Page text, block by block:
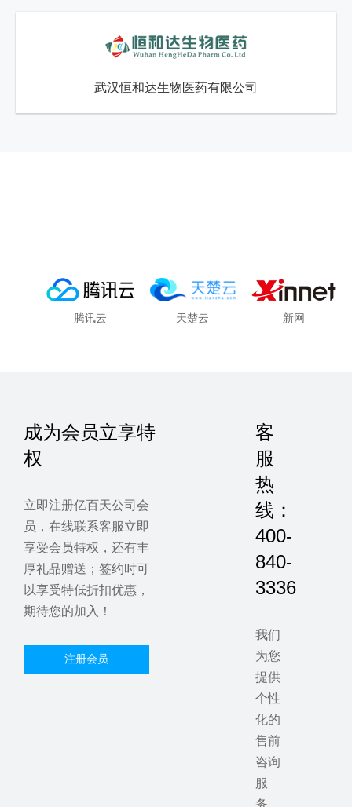
武汉恒和达生物医药有限公司
腾讯云 天楚云 新网
成为会员立享特
权
立即注册亿百天公司会
员，在线联系客服立即
享受会员特权，还有丰
厚礼品赠送；签约时可
以享受特低折扣优惠，
期待您的加入！
注册会员
客
服
热
线：
400-
840-
3336
我们
为您
提供
个性
化的
售前
咨询
服